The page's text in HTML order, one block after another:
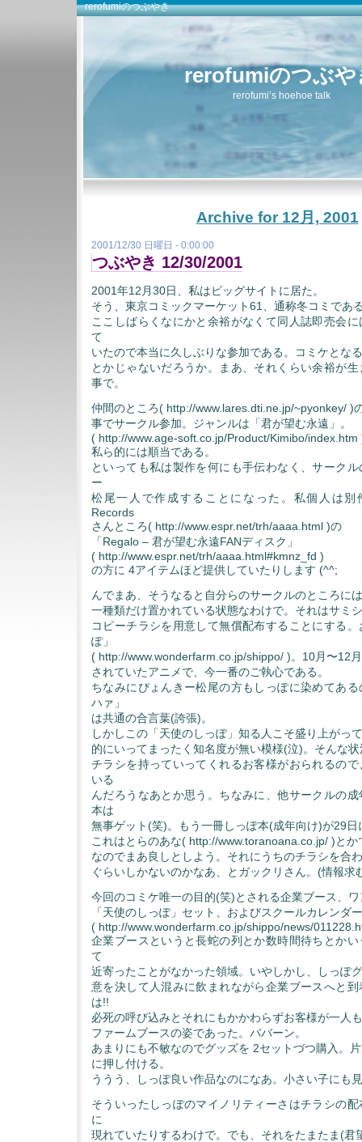
rerofumiのつぶやき
rerofumiのつぶや
rerofumi’s hoehoe talk
Archive for 12月, 2001
2001/12/30 日曜日 - 0:00:00
つぶやき 12/30/2001
2001年12月30日、私はビッグサイトに居た。
そう、東京コミックマーケット61、通称冬コミであ
ここしばらくなにかと余裕がなくて同人誌即売会
て
いたので本当に久しぶりな参加である。コミケとな
とかじゃないだろうか。まあ、それくらい余裕が
事で。
仲間のところ( http://www.lares.dti.ne.jp/~pyonkey/ )
事でサークル参加。ジャンルは「君が望む永遠」。
( http://www.age-soft.co.jp/Product/Kimibo/index.htm
私ら的には順当である。
といっても私は製作を何にも手伝わなく、サーク
ー
松尾一人で作成することになった。私個人は別
Records
さんところ( http://www.espr.net/trh/aaaa.html )の
「Regalo – 君が望む永遠FANディスク」
( http://www.espr.net/trh/aaaa.html#kmnz_fd )
の方に 4アイテムほど提供していたりします (^^;
んでまあ、そうなると自分らのサークルのところに
一種類だけ置かれている状態なわけで。それはサミ
コピーチラシを用意して無償配布することにする
ぽ」
( http://www.wonderfarm.co.jp/shippo/ )。10月〜12
されていたアニメで、今一番のご執心である。
ちなみにぴょんきー松尾の方もしっぽに染めてあ
ハァ」
は共通の合言葉(誇張)。
しかしこの「天使のしっぽ」知る人こそ盛り上がっ
的にいってまったく知名度が無い模様(泣)。そんな
チラシを持っていってくれるお客様がおられるの
いる
んだろうなあとか思う。ちなみに、他サークルの
本は
無事ゲット(笑)。もう一冊しっぽ本(成年向け)が29日
これはとらのあな( http://www.toranoana.co.jp/ )とか
なのでまあ良しとしよう。それにうちのチラシを合
ぐらいしかないのかなあ、とガックリさん。(情報求
今回のコミケ唯一の目的(笑)とされる企業ブース、
「天使のしっぽ」セット、およびスクールカレンダ
( http://www.wonderfarm.co.jp/shippo/news/
企業ブースというと長蛇の列とか数時間待ちとか
て
近寄ったことがなかった領域。いやしかし、しっぽ
意を決して人混みに飲まれながら企業ブースへと
は!!
必死の呼び込みとそれにもかかわらずお客様が一人
ファームブースの姿であった。ババーン。
あまりにも不敏なのでグッズを 2セットづつ購入。
に押し付ける。
ううう、しっぽ良い作品なのになあ。小さい子にも
そういったしっぽのマイノリティーさはチラシの
に
現れていたりするわけで。でも、それをたまたま(君